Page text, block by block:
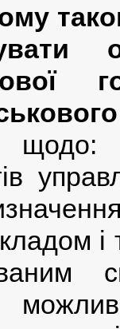
щодо:
і